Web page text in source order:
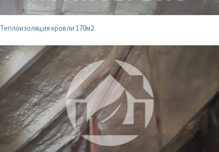
Теплоизоляция кровли 170м2